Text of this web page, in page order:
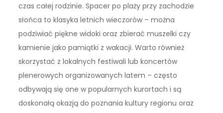
czas całej rodzinie. Spacer po plaży przy zachodzie
słońca to klasyka letnich wieczorów – można
podziwiać piękne widoki oraz zbierać muszelki czy
kamienie jako pamiątki z wakacji. Warto również
skorzystać z lokalnych festiwali lub koncertów
plenerowych organizowanych latem – często
odbywają się one w popularnych kurortach i są
doskonałą okazją do poznania kultury regionu oraz